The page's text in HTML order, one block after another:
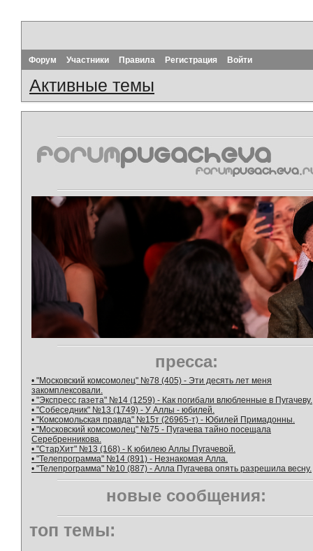
Форум Участники Правила Регистрация Войти
Активные темы
пресса:
• "Московский комсомолец" №78 (405) - Эти десять лет меня
закомплексовали.
• "Экспресс газета" №14 (1259) - Как погибали влюбленные в Пугачеву.
• "Собеседник" №13 (1749) - У Аллы - юбилей.
• "Комсомольская правда" №15т (26965-т) - Юбилей Примадонны.
• "Московский комсомолец" №75 - Пугачева тайно посещала
Серебренникова.
• "СтарХит" №13 (168) - К юбилею Аллы Пугачевой.
• "Телепрограмма" №14 (891) - Незнакомая Алла.
• "Телепрограмма" №10 (887) - Алла Пугачева опять разрешила весну.
новые сообщения:
топ темы: